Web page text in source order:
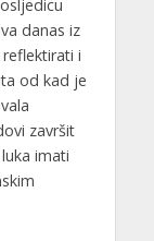
danas iz
i
od kad je
završit
imati